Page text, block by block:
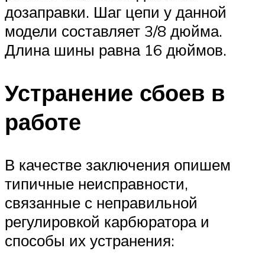
дозаправки. Шаг цепи у данной
модели составляет 3/8 дюйма.
Длина шины равна 16 дюймов.
Устранение сбоев в
работе
В качестве заключения опишем
типичные неисправности,
связанные с неправильной
регулировкой карбюратора и
способы их устранения: